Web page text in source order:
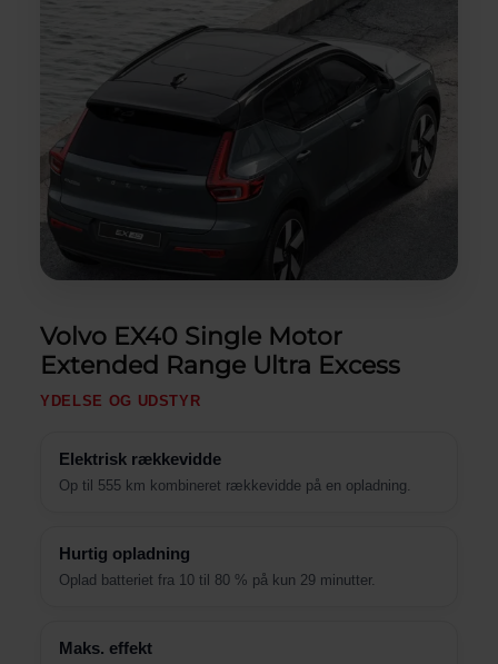
Volvo EX40 Single Motor
Extended Range Ultra Excess
YDELSE OG UDSTYR
Elektrisk rækkevidde
Op til 555 km kombineret rækkevidde på en opladning.
Hurtig opladning
Oplad batteriet fra 10 til 80 % på kun 29 minutter.
Maks. effekt